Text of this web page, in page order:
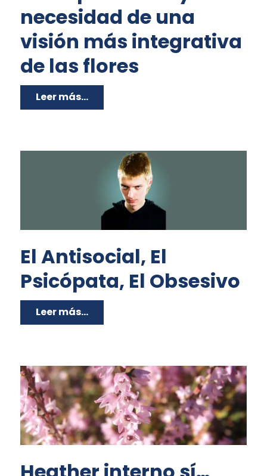
necesidad de una
visión más integrativa
de las flores
Leer más...
El Antisocial, El
Psicópata, El Obsesivo
Leer más...